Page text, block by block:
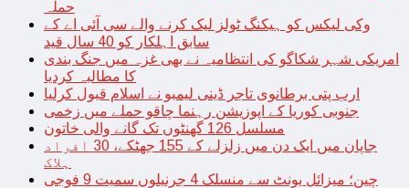
حملہ
وکی لیکس کو ہیکنگ ٹولز لیک کرنے والے سی آئی اے کے
سابق اہلکار کو 40 سال قید
امریکی شہر شکاگو کی انتظامیہ نے بھی غزہ میں جنگ بندی
کا مطالبہ کردیا
ارب پتی برطانوی تاجر ڈینی لیمبو نے اسلام قبول کرلیا
جنوبی کوریا کے اپوزیشن رہنما چاقو حملے میں زخمی
مسلسل 126 گھنٹوں تک گانے والی خاتون
جاپان میں ایک دن میں زلزلے کے 155 جھٹکے، 30 افراد
ہلاک
چین؛ میزائل یونٹ سے منسلک 4 جرنیلوں سمیت 9 فوجی